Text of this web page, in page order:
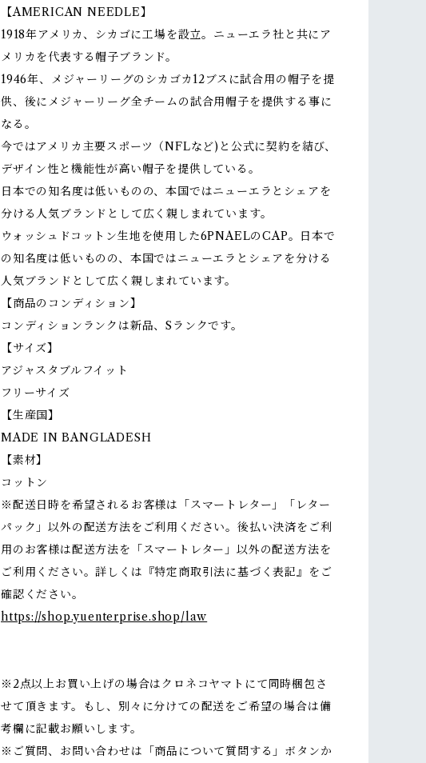
【AMERICAN NEEDLE】
1918年アメリカ、シカゴに工場を設立。ニューエラ社と共にア
メリカを代表する帽子ブランド。
1946年、メジャーリーグのシカゴカ12ブスに試合用の帽子を提
供、後にメジャーリーグ全チームの試合用帽子を提供する事に
なる。
今ではアメリカ主要スポーツ（NFLなど)と公式に契約を結び、
デザイン性と機能性が高い帽子を提供している。
日本での知名度は低いものの、本国ではニューエラとシェアを
分ける人気ブランドとして広く親しまれています。
ウォッシュドコットン生地を使用した6PNAELのCAP。日本で
の知名度は低いものの、本国ではニューエラとシェアを分ける
人気ブランドとして広く親しまれています。
【商品のコンディション】
コンディションランクは新品、Sランクです。
【サイズ】
アジャスタブルフイット
フリーサイズ
【生産国】
MADE IN BANGLADESH
【素材】
コットン
※配送日時を希望されるお客様は「スマートレター」「レター
パック」以外の配送方法をご利用ください。後払い決済をご利
用のお客様は配送方法を「スマートレター」以外の配送方法を
ご利用ください。詳しくは『特定商取引法に基づく表記』をご
確認ください。
https://shop.yuenterprise.shop/law
※2点以上お買い上げの場合はクロネコヤマトにて同時梱包さ
せて頂きます。もし、別々に分けての配送をご希望の場合は備
考欄に記載お願いします。
※ご質問、お問い合わせは「商品について質問する」ボタンか